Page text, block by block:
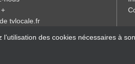
tvlocale.fr
l’utilisation des cookies nécessaires à